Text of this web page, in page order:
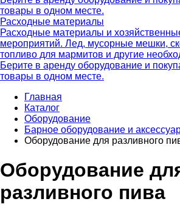
товары в одном месте.
Расходные материалы
Расходные материалы и
мероприятий. Лед, мусорные мешки,
топливо для мармитов и другие
Берите в аренду оборудование и
товары в одном месте.
Главная
Каталог
Оборудование
Барное оборудование и
Оборудование для разливного
Оборудование
разливного пива